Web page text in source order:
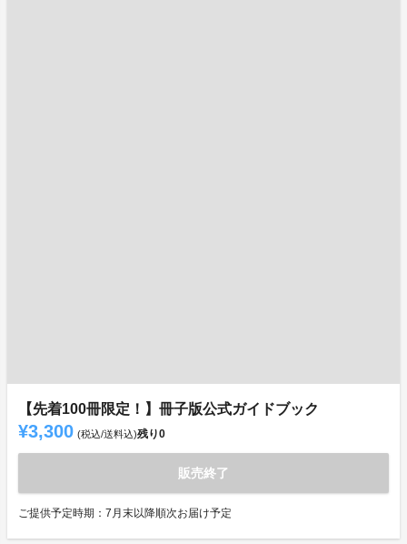
【先着100冊限定！】冊子版公式ガイドブック
¥3,300 (税込/送料込)残り0
販売終了
ご提供予定時期：7月末以降順次お届け予定